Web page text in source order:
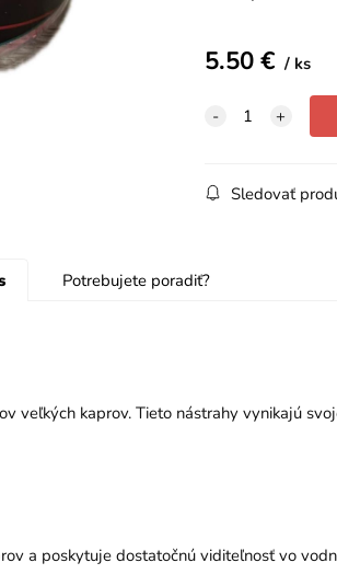
5.50€ ks
Sledovať
Potrebujete poradiť?
veľkých kaprov. Tieto nástrahy vynikajú
a poskytuje dostatočnú viditeľnosť vo